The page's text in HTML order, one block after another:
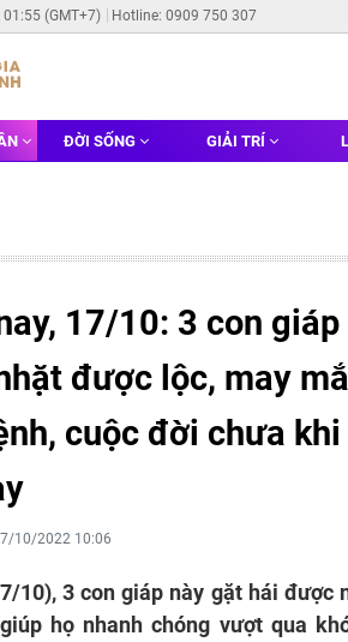
(GMT+7) Hotline: 0909 750 307
ĐỜI SỐNG GIẢI TRÍ
17/10: 3 con
được lộc, may
cuộc đời chưa
10/2022 10:06
10), 3 con giáp này gặt hái được
họ nhanh chóng vượt qua